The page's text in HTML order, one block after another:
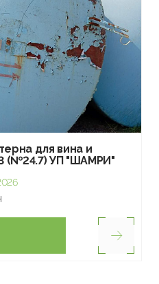
для вина и
(№24.7) УП "ШАМРИ"